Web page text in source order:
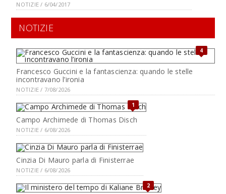
NOTIZIE / 6/04/2017
NOTIZIE
4
Francesco Guccini e la fantascienza: quando le stelle
incontravano l’ironia
NOTIZIE / 7/08/2026
1
Campo Archimede di Thomas Disch
NOTIZIE / 6/08/2026
Cinzia Di Mauro parla di Finisterrae
NOTIZIE / 6/08/2026
2